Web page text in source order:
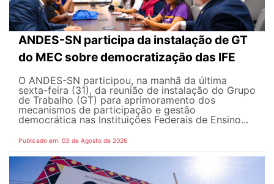
ANDES-SN participa da instalação de GT
do MEC sobre democratização das IFE
O ANDES-SN participou, na manhã da última
sexta-feira (31), da reunião de instalação do Grupo
de Trabalho (GT) para aprimoramento dos
mecanismos de participação e gestão
democrática nas Instituições Federais de Ensino...
Publicado em: 03 de Agosto de 2026